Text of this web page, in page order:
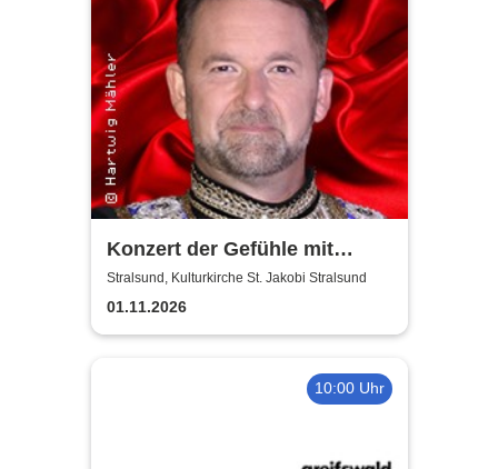
Konzert der Gefühle mit
Ronny Weiland
Stralsund, Kulturkirche St. Jakobi Stralsund
01.11.2026
10:00 Uhr